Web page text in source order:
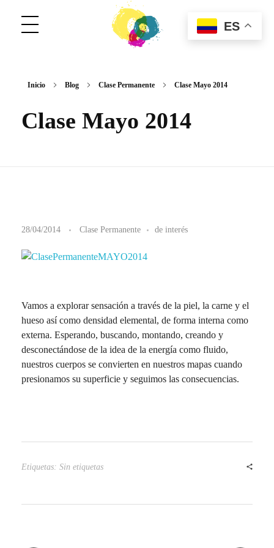
ConCuerpos
Danza Inclusiva en Colombia
Inicio Blog Clase Permanente Clase Mayo 2014
Clase Mayo 2014
C
l
s
e
y
28/04/2014 Clase Permanente de interés
Vamos a explorar sensación a través de la piel, la carne y el
hueso así como densidad elemental, de forma interna como
externa. Esperando, buscando, montando, creando y
desconectándose de la idea de la energía como fluido,
nuestros cuerpos se convierten en nuestros mapas cuando
presionamos su superficie y seguimos las consecuencias.
Etiquetas: Sin etiquetas
ES